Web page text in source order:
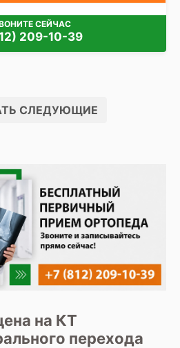
СЕЙЧАС
209-10-39
СЛЕДУЮЩИЕ
на КТ
перехода